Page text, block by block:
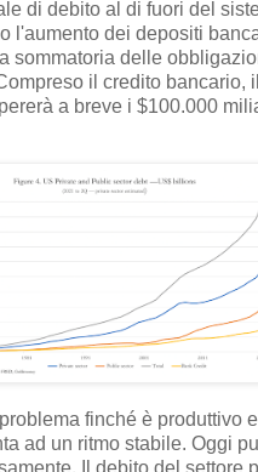
di debito al di fuori del
l'aumento dei depositi
sommatoria delle
il credito bancario,
a breve i $100.000
finché è produttivo
ad un ritmo stabile. Oggi